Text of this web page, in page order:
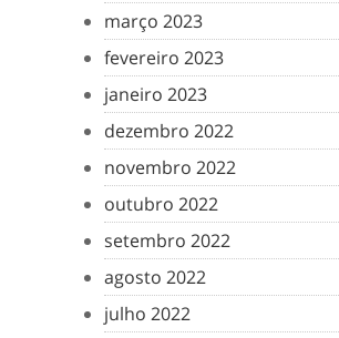
março 2023
fevereiro 2023
janeiro 2023
dezembro 2022
novembro 2022
outubro 2022
setembro 2022
agosto 2022
julho 2022